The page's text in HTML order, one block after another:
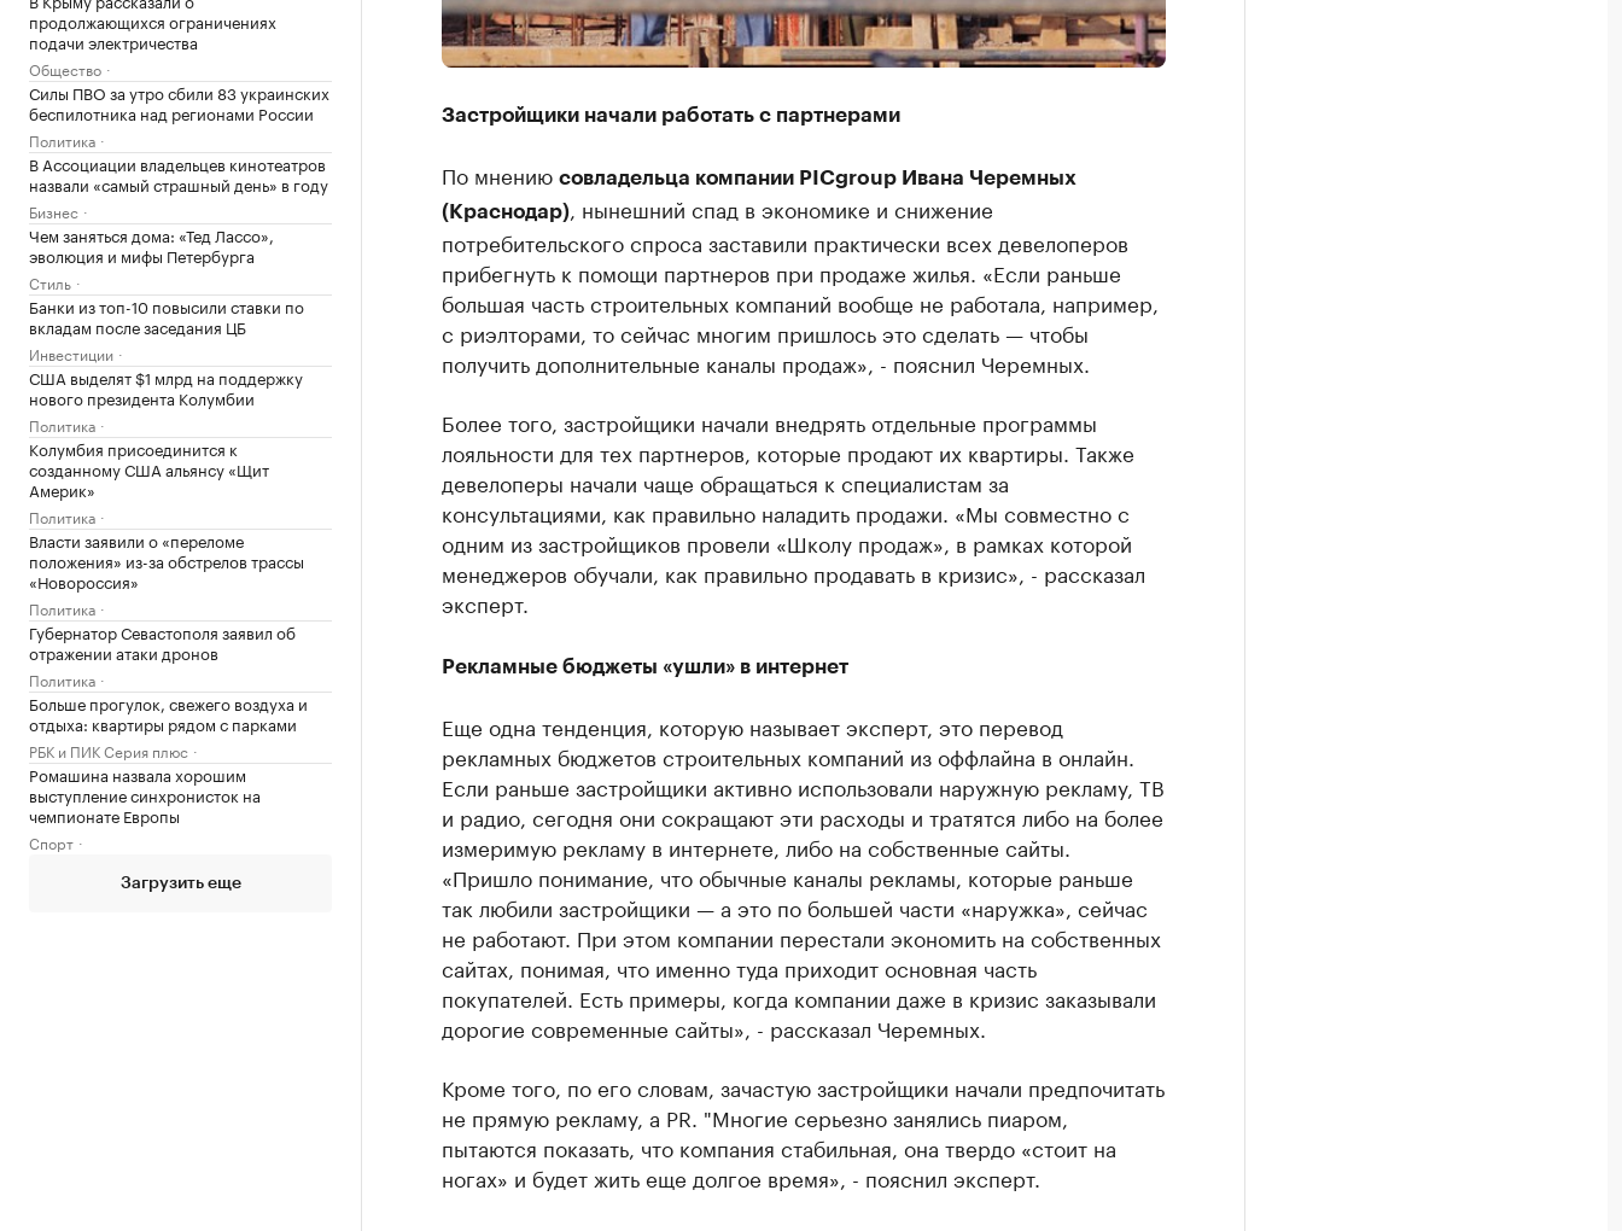
продолжающихся ограничениях
подачи электричества
Общество
Силы ПВО за утро сбили 83 украинских
беспилотника над регионами России
Политика
В Ассоциации владельцев кинотеатров
назвали «самый страшный день» в году
Бизнес
Чем заняться дома: «Тед Лассо»,
эволюция и мифы Петербурга
Стиль
Банки из топ-10 повысили ставки по
вкладам после заседания ЦБ
Инвестиции
США выделят $1 млрд на поддержку
нового президента Колумбии
Политика
Колумбия присоединится к
созданному США альянсу «Щит
Америк»
Политика
Власти заявили о «переломе
положения» из-за обстрелов трассы
«Новороссия»
Политика
Губернатор Севастополя заявил об
отражении атаки дронов
Политика
Больше прогулок, свежего воздуха и
отдыха: квартиры рядом с парками
РБК и ПИК Серия плюс
Ромашина назвала хорошим
выступление синхронисток на
чемпионате Европы
Спорт
Загрузить еще
Застройщики начали работать с партнерами
По мнению совладельца компании PICgroup Ивана Черемных
(Краснодар), нынешний спад в экономике и снижение
потребительского спроса заставили практически всех девелоперов
прибегнуть к помощи партнеров при продаже жилья. «Если раньше
большая часть строительных компаний вообще не работала, например,
с риэлторами, то сейчас многим пришлось это сделать — чтобы
получить дополнительные каналы продаж», - пояснил Черемных.
Более того, застройщики начали внедрять отдельные программы
лояльности для тех партнеров, которые продают их квартиры. Также
девелоперы начали чаще обращаться к специалистам за
консультациями, как правильно наладить продажи. «Мы совместно с
одним из застройщиков провели «Школу продаж», в рамках которой
менеджеров обучали, как правильно продавать в кризис», - рассказал
эксперт.
Рекламные бюджеты «ушли» в интернет
Еще одна тенденция, которую называет эксперт, это перевод
рекламных бюджетов строительных компаний из оффлайна в онлайн.
Если раньше застройщики активно использовали наружную рекламу, ТВ
и радио, сегодня они сокращают эти расходы и тратятся либо на более
измеримую рекламу в интернете, либо на собственные сайты.
«Пришло понимание, что обычные каналы рекламы, которые раньше
так любили застройщики — а это по большей части «наружка», сейчас
не работают. При этом компании перестали экономить на собственных
сайтах, понимая, что именно туда приходит основная часть
покупателей. Есть примеры, когда компании даже в кризис заказывали
дорогие современные сайты», - рассказал Черемных.
Кроме того, по его словам, зачастую застройщики начали предпочитать
не прямую рекламу, а PR. "Многие серьезно занялись пиаром,
пытаются показать, что компания стабильная, она твердо «стоит на
ногах» и будет жить еще долгое время», - пояснил эксперт.